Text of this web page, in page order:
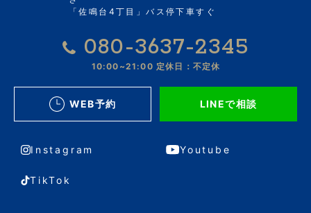
「佐鳴台4丁目」バス停下車すぐ
080-3637-2345
10:00~21:00 定休日：不定休
WEB予約 LINEで相談
Instagram Youtube
TikTok